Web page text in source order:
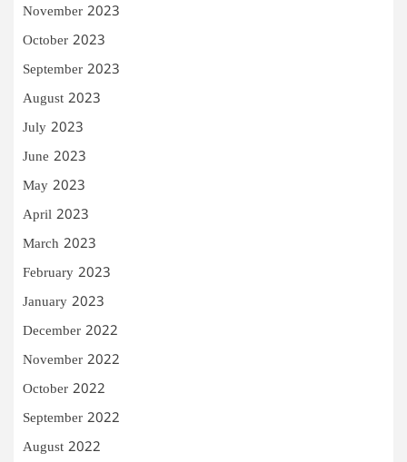
November 2023
October 2023
September 2023
August 2023
July 2023
June 2023
May 2023
April 2023
March 2023
February 2023
January 2023
December 2022
November 2022
October 2022
September 2022
August 2022